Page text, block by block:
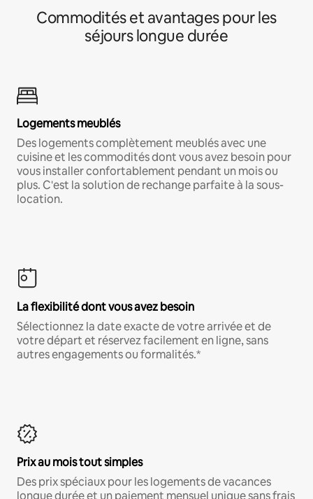
Commodités et avantages pour les
séjours longue durée
Logements meublés
Des logements complètement meublés avec une
cuisine et les commodités dont vous avez besoin pour
vous installer confortablement pendant un mois ou
plus. C'est la solution de rechange parfaite à la sous-
location.
La flexibilité dont vous avez besoin
Sélectionnez la date exacte de votre arrivée et de
votre départ et réservez facilement en ligne, sans
autres engagements ou formalités.*
Prix au mois tout simples
Des prix spéciaux pour les logements de vacances